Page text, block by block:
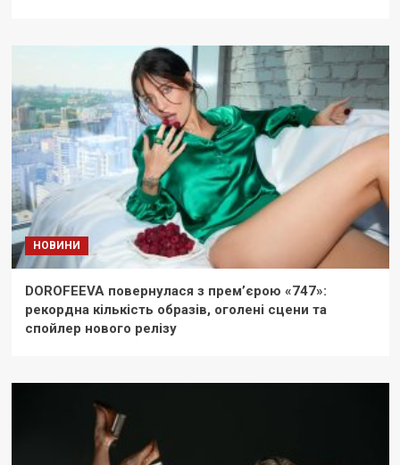
НОВИНИ
DOROFEEVA повернулася з прем’єрою «747»:
рекордна кількість образів, оголені сцени та
спойлер нового релізу